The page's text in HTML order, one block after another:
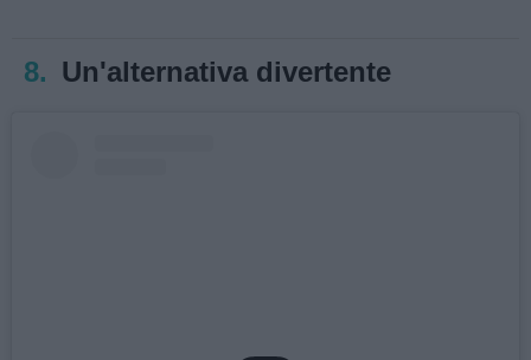
8. Un'alternativa divertente